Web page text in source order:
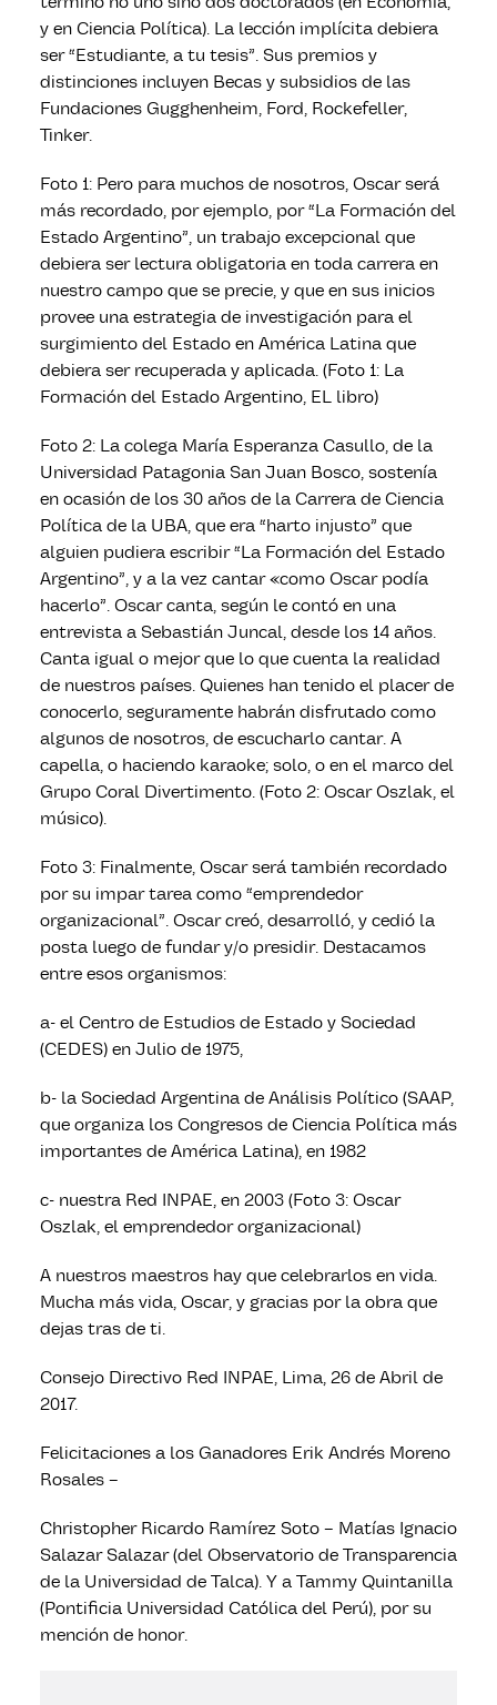
y en Ciencia Política). La lección implícita debiera
ser “Estudiante, a tu tesis”. Sus premios y
distinciones incluyen Becas y subsidios de las
Fundaciones Gugghenheim, Ford, Rockefeller,
Tinker.
Foto 1: Pero para muchos de nosotros, Oscar será
más recordado, por ejemplo, por “La Formación del
Estado Argentino”, un trabajo excepcional que
debiera ser lectura obligatoria en toda carrera en
nuestro campo que se precie, y que en sus inicios
provee una estrategia de investigación para el
surgimiento del Estado en América Latina que
debiera ser recuperada y aplicada. (Foto 1: La
Formación del Estado Argentino, EL libro)
Foto 2: La colega María Esperanza Casullo, de la
Universidad Patagonia San Juan Bosco, sostenía
en ocasión de los 30 años de la Carrera de Ciencia
Política de la UBA, que era “harto injusto” que
alguien pudiera escribir “La Formación del Estado
Argentino”, y a la vez cantar «como Oscar podía
hacerlo”. Oscar canta, según le contó en una
entrevista a Sebastián Juncal, desde los 14 años.
Canta igual o mejor que lo que cuenta la realidad
de nuestros países. Quienes han tenido el placer de
conocerlo, seguramente habrán disfrutado como
algunos de nosotros, de escucharlo cantar. A
capella, o haciendo karaoke; solo, o en el marco del
Grupo Coral Divertimento. (Foto 2: Oscar Oszlak, el
músico).
Foto 3: Finalmente, Oscar será también recordado
por su impar tarea como “emprendedor
organizacional”. Oscar creó, desarrolló, y cedió la
posta luego de fundar y/o presidir. Destacamos
entre esos organismos:
a- el Centro de Estudios de Estado y Sociedad
(CEDES) en Julio de 1975,
b- la Sociedad Argentina de Análisis Político (SAAP,
que organiza los Congresos de Ciencia Política más
importantes de América Latina), en 1982
c- nuestra Red INPAE, en 2003 (Foto 3: Oscar
Oszlak, el emprendedor organizacional)
A nuestros maestros hay que celebrarlos en vida.
Mucha más vida, Oscar, y gracias por la obra que
dejas tras de ti.
Consejo Directivo Red INPAE, Lima, 26 de Abril de
2017.
Felicitaciones a los Ganadores Erik Andrés Moreno
Rosales –
Christopher Ricardo Ramírez Soto – Matías Ignacio
Salazar Salazar (del Observatorio de Transparencia
de la Universidad de Talca). Y a Tammy Quintanilla
(Pontificia Universidad Católica del Perú), por su
mención de honor.